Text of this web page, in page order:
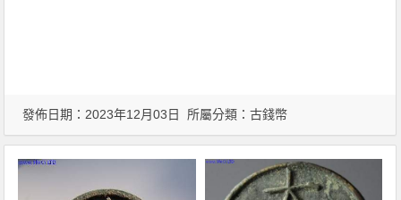
發佈日期：2023年12月03日 所屬分類：古錢幣